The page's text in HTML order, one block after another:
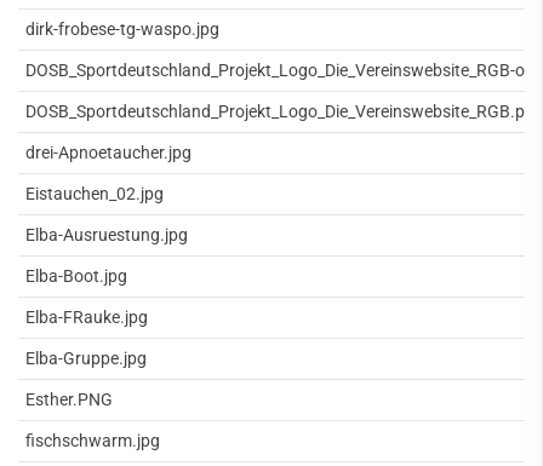
dirk-frobese-tg-waspo.jpg
DOSB_Sportdeutschland_Projekt_Logo_Die_Vereinswebsite_RGB-
DOSB_Sportdeutschland_Projekt_Logo_Die_Vereinswebsite_RGB.png
drei-Apnoetaucher.jpg
Eistauchen_02.jpg
Elba-Ausruestung.jpg
Elba-Boot.jpg
Elba-FRauke.jpg
Elba-Gruppe.jpg
Esther.PNG
fischschwarm.jpg